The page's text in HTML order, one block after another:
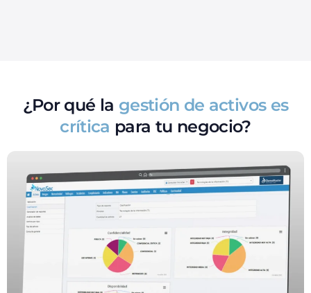
¿Por qué la gestión de activos es
crítica para tu negocio?